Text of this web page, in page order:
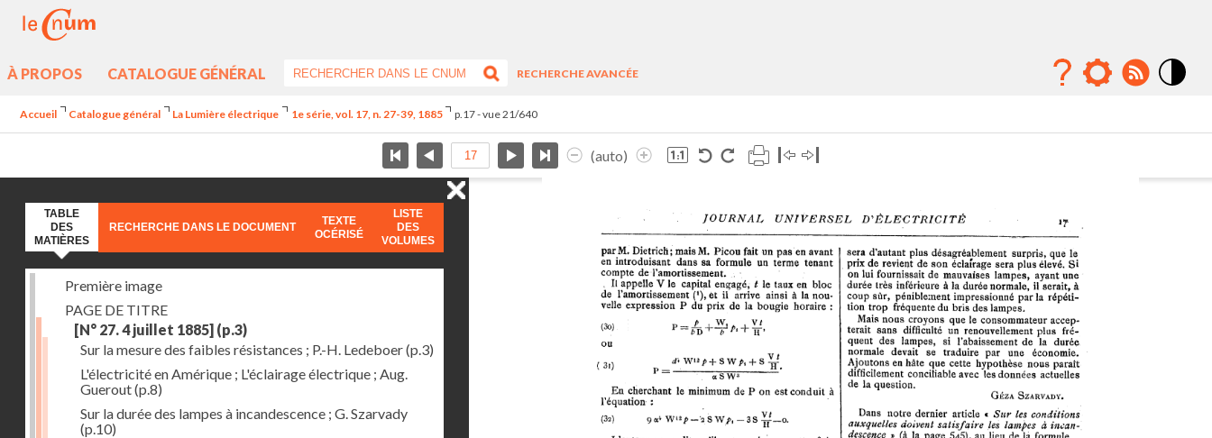
À PROPOS CATALOGUE GÉNÉRAL
RECHERCHE AVANCÉE
Accueil Catalogue général La Lumière électrique 1e série, vol. 17, n. 27-39, 1885 p.17 - vue 21/640
(auto)
TABLE
DES
MATIÈRES
RECHERCHE DANS LE DOCUMENT
TEXTE
OCÉRISÉ
LISTE
DES
VOLUMES
Première image
PAGE DE TITRE
[N° 27. 4 juillet 1885] (p.3)
Sur la mesure des faibles résistances ; P.-H. Ledeboer(p.3)
L'électricité en Amérique ; L'éclairage électrique ; Aug.
Guerout(p.8)
Sur la durée des lampes à incandescence ; G. Szarvady
(p.10)